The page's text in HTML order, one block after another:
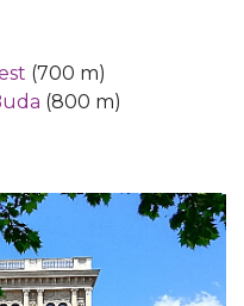
(700 m)
(800 m)